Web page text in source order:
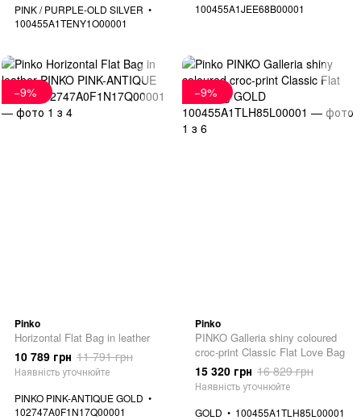
PINK / PURPLE-OLD SILVER
100455A1TENY1O00001
100455A1JEE68B00001
−9%
Pinko
Horizontal Flat Bag in leather
10 789 грн 11 791 грн
Наявність уточнюйте
PINKO PINK-ANTIQUE GOLD
102747A0F1N17Q00001
−9%
Pinko
PINKO Galleria shiny coloured
croc-print Classic Flat Love Bag
15 320 грн 16 829 грн
Наявність уточнюйте
GOLD
100455A1TLH85L00001